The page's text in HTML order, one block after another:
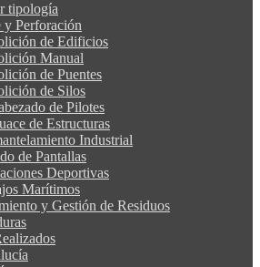
tipología
y Perforación
de Edificios
Manual
de Puentes
de Silos
de Pilotes
de Estructuras
Industrial
de Pantallas
Deportivas
Marítimos
y Gestión de Residuos